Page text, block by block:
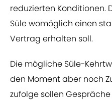
reduzierten Konditionen.
Süle womöglich einen
Vertrag erhalten soll.
Die mögliche Süle-
den Moment aber noch
zufolge sollen